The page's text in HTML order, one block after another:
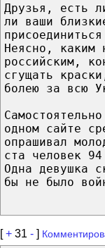
Друзья, есть
ли ваши
Неясно, каким
российским,
сгущать
болею за всю
одном сайте
опрашивал
ста человек
Одна девушка
бы не было
[+ 31 - ]